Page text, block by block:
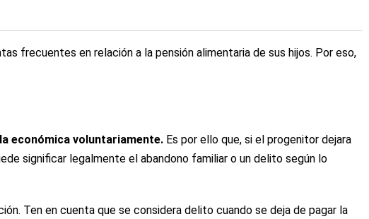
frecuentes en relación a la pensión alimentaria de sus hijos. Por eso,
económica voluntariamente.Es por ello que, si el progenitor dejara
significar legalmente el abandono familiar o un delito según lo
Ten en cuenta que se considera delito cuando se deja de pagar la